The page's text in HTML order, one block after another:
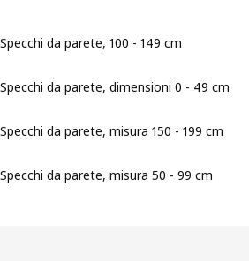
Specchi da parete, 100 - 149 cm
Specchi da parete, dimensioni 0 - 49 cm
Specchi da parete, misura 150 - 199 cm
Specchi da parete, misura 50 - 99 cm